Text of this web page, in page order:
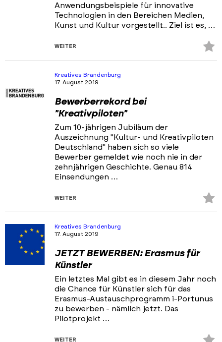
Anwendungsbeispiele für innovative
Technologien in den Bereichen Medien,
Kunst und Kultur vorgestellt.. Ziel ist es, …
WEITER
Kreatives Brandenburg
17. August 2019
Bewerberrekord bei
"Kreativpiloten"
Zum 10-jährigen Jubiläum der
Auszeichnung "Kultur- und Kreativpiloten
Deutschland" haben sich so viele
Bewerber gemeldet wie noch nie in der
zehnjährigen Geschichte. Genau 814
Einsendungen …
WEITER
Kreatives Brandenburg
17. August 2019
JETZT BEWERBEN: Erasmus für
Künstler
Ein letztes Mal gibt es in diesem Jahr noch
die Chance für Künstler sich für das
Erasmus-Austauschprogramm i-Portunus
zu bewerben - nämlich jetzt. Das
Pilotprojekt …
WEITER